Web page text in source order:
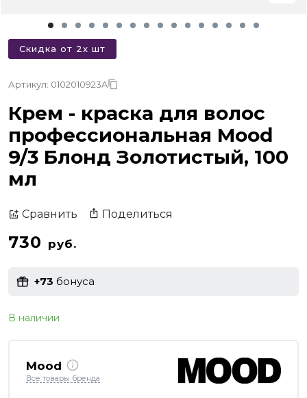
Скидка от 2х шт
Артикул: 0102010923A
Крем - краска для волос
профессиональная Mood
9/3 Блонд Золотистый, 100
мл
Сравнить Поделиться
730 руб.
+73 бонуса
В наличии
Mood
Все товары бренда